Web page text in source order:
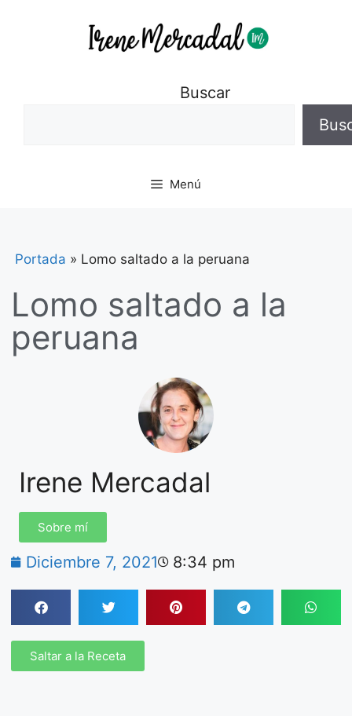
Buscar
Menú
Portada » Lomo saltado a la peruana
Lomo saltado a la
peruana
Irene Mercadal
Sobre mí
Diciembre 7, 2021 8:34 pm
Saltar a la Receta